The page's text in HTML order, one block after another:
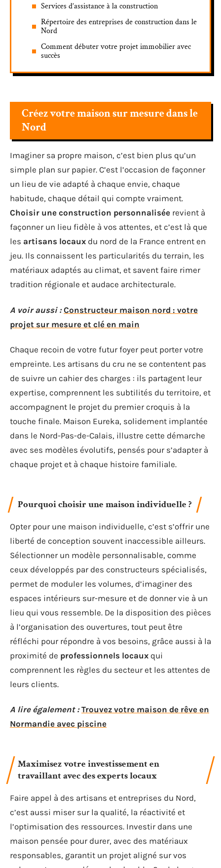
Services d’assistance à la construction
Répertoire des entreprises de construction dans le
Nord
Comment débuter votre projet immobilier avec
succès
Créez votre maison sur mesure dans le
Nord
Imaginer sa propre maison, c’est bien plus qu’un
simple plan sur papier. C’est l’occasion de façonner
un lieu de vie adapté à chaque envie, chaque
habitude, chaque détail qui compte vraiment.
Choisir une construction personnalisée revient à
façonner un lieu fidèle à vos attentes, et c’est là que
les artisans locaux du nord de la France entrent en
jeu. Ils connaissent les particularités du terrain, les
matériaux adaptés au climat, et savent faire rimer
tradition régionale et audace architecturale.
A voir aussi : Constructeur maison nord : votre
projet sur mesure et clé en main
Chaque recoin de votre futur foyer peut porter votre
empreinte. Les artisans du cru ne se contentent pas
de suivre un cahier des charges : ils partagent leur
expertise, comprennent les subtilités du territoire, et
accompagnent le projet du premier croquis à la
touche finale. Maison Eureka, solidement implantée
dans le Nord-Pas-de-Calais, illustre cette démarche
avec ses modèles évolutifs, pensés pour s’adapter à
chaque projet et à chaque histoire familiale.
Pourquoi choisir une maison individuelle ?
Opter pour une maison individuelle, c’est s’offrir une
liberté de conception souvent inaccessible ailleurs.
Sélectionner un modèle personnalisable, comme
ceux développés par des constructeurs spécialisés,
permet de moduler les volumes, d’imaginer des
espaces intérieurs sur-mesure et de donner vie à un
lieu qui vous ressemble. De la disposition des pièces
à l’organisation des ouvertures, tout peut être
réfléchi pour répondre à vos besoins, grâce aussi à la
proximité de professionnels locaux qui
comprennent les règles du secteur et les attentes de
leurs clients.
A lire également : Trouvez votre maison de rêve en
Normandie avec piscine
Maximisez votre investissement en
travaillant avec des experts locaux
Faire appel à des artisans et entreprises du Nord,
c’est aussi miser sur la qualité, la réactivité et
l’optimisation des ressources. Investir dans une
maison pensée pour durer, avec des matériaux
responsables, garantit un projet aligné sur vos